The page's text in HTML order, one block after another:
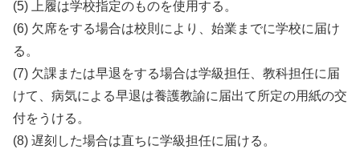
(5) 上履は学校指定のものを使用する。
(6) 欠席をする場合は校則により、始業までに学校に届け
る。
(7) 欠課または早退をする場合は学級担任、教科担任に届
けて、病気による早退は養護教諭に届出て所定の用紙の交
付をうける。
(8) 遅刻した場合は直ちに学級担任に届ける。